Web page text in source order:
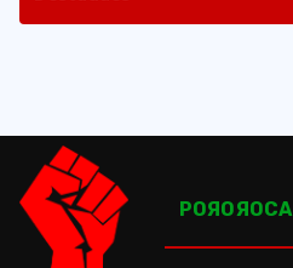
POЯOЯOCA